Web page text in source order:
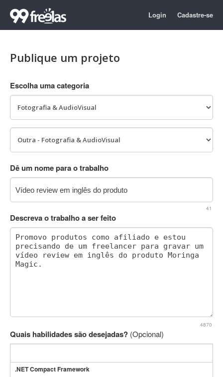
Login Cadastre-se
Publique um projeto
Escolha uma categoria
Dê um nome para o trabalho
41
Descreva o trabalho a ser feito
4870
Quais habilidades são desejadas? (Opcional)
.NET Compact Framework